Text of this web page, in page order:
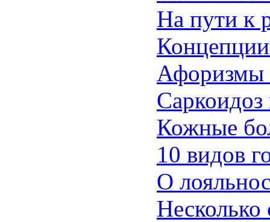
На пути к
Афоризмы
Саркоидоз
Кожные
10 видов
О
Несколько